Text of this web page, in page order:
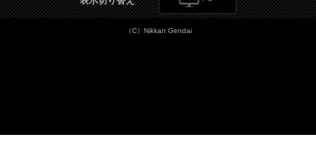
（C）Nikkan Gendai